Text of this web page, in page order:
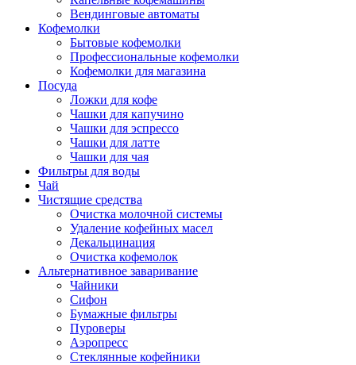
Вендинговые автоматы
Кофемолки
Бытовые кофемолки
Профессиональные кофемолки
Кофемолки для магазина
Посуда
Ложки для кофе
Чашки для капучино
Чашки для эспрессо
Чашки для латте
Чашки для чая
Фильтры для воды
Чай
Чистящие средства
Очистка молочной системы
Удаление кофейных масел
Декальцинация
Очистка кофемолок
Альтернативное заваривание
Чайники
Сифон
Бумажные фильтры
Пуроверы
Аэропресс
Стеклянные кофейники